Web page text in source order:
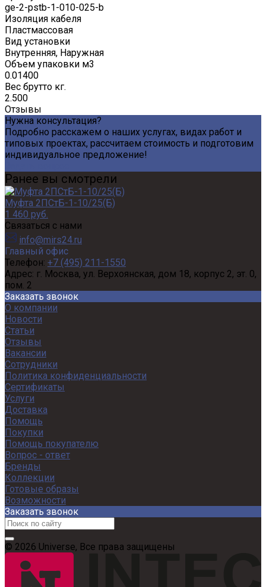
ge-2-pstb-1-010-025-b
Изоляция кабеля
Пластмассовая
Вид установки
Внутренняя, Наружная
Объем упаковки м3
0.01400
Вес брутто кг.
2.500
Отзывы
Нужна консультация?
Подробно расскажем о наших услугах, видах работ и
типовых проектах, рассчитаем стоимость и подготовим
индивидуальное предложение!
Ранее вы смотрели
Муфта 2ПСтБ-1-10/25(Б)
1 460 руб.
Связаться с нами
info@mirs24.ru
Главный офис
Телефон: +7 (495) 211-1550
Адрес: г. Москва, ул. Верхоянская, дом 18, корпус 2, эт. 0,
пом. 2
Заказать звонок
О компании
Новости
Статьи
Отзывы
Вакансии
Сотрудники
Политика конфиденциальности
Сертификаты
Услуги
Доставка
Помощь
Покупки
Помощь покупателю
Вопрос - ответ
Бренды
Коллекции
Готовые образы
Возможности
Заказать звонок
© 2026 Universe, Все права защищены